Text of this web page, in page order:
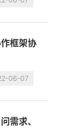
框架协
06-07
需求、